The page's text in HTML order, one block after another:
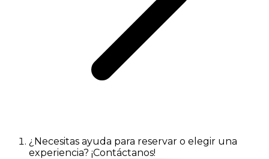
¿Necesitas ayuda para reservar o elegir una
experiencia? ¡Contáctanos!